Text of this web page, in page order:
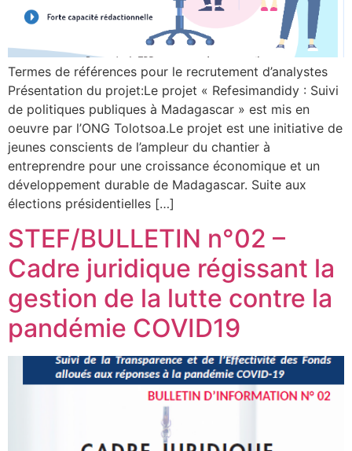
Termes de références pour le recrutement d’analystes
Présentation du projet:Le projet « Refesimandidy : Suivi
de politiques publiques à Madagascar » est mis en
oeuvre par l’ONG Tolotsoa.Le projet est une initiative de
jeunes conscients de l’ampleur du chantier à
entreprendre pour une croissance économique et un
développement durable de Madagascar. Suite aux
élections présidentielles […]
STEF/BULLETIN n°02 –
Cadre juridique régissant la
gestion de la lutte contre la
pandémie COVID19